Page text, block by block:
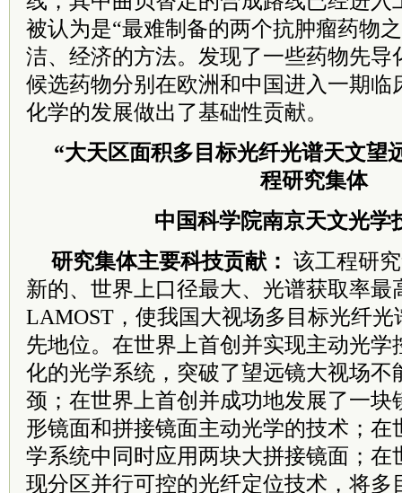
被认为是“最难制备的两个抗肿瘤药物
洁、经济的方法。发现了一些药物先导
候选药物分别在欧洲和中国进入一期临
化学的发展做出了基础性贡献。
“大天区面积多目标光纤光谱天文望
程研究集体
中国科学院南京天文光学
研究集体主要科技贡献： 该工程研
新的、世界上口径最大、光谱获取率最
LAMOST， 使我国大视场多目标光纤
先地位。在世界上首创并实现主动光学
化的光学系统，突破了望远镜大视场不
颈；在世界 上首创并成功地发展了一
形镜面和拼接镜面主动光学的技术；在
学系统中 同时应用两块大拼接镜面；在
现分区并行可控的光纤定位技术，将多